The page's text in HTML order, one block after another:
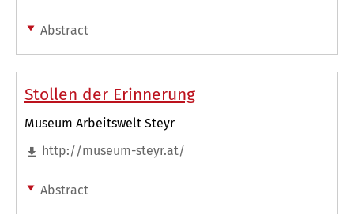
Abstract
Stollen der Erinnerung
Museum Arbeitswelt Steyr
http://museum-steyr.at/
Abstract